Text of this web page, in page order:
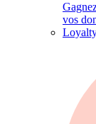
vos